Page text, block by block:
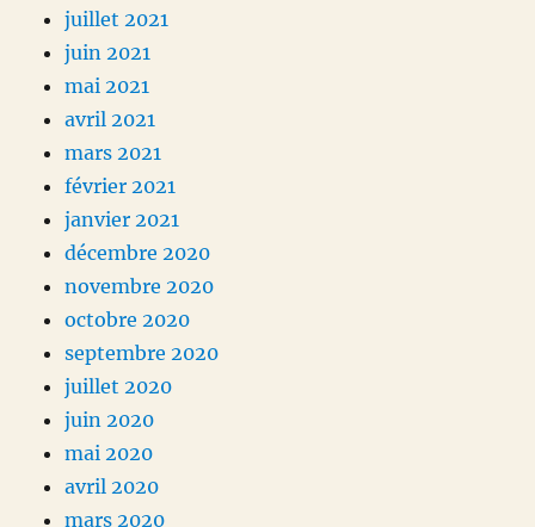
juillet 2021
juin 2021
mai 2021
avril 2021
mars 2021
février 2021
janvier 2021
décembre 2020
novembre 2020
octobre 2020
septembre 2020
juillet 2020
juin 2020
mai 2020
avril 2020
mars 2020